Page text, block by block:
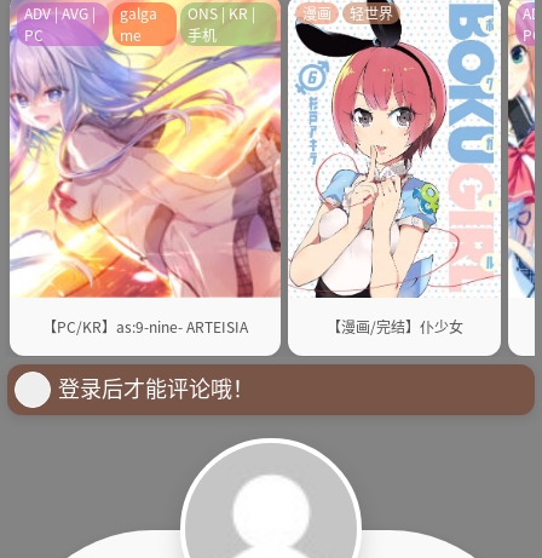
【PC/KR】as:9-nine- ARTEISIA
ADV | AVG |
PC
galga
me
ONS | KR |
手机
【漫画/完结】仆少女
漫画 轻世界
PC
登录后才能评论哦！